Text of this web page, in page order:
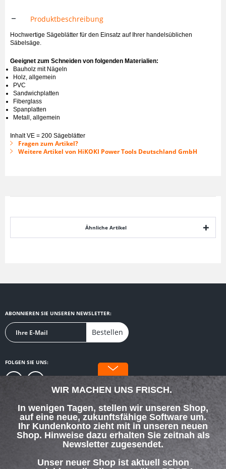
Produktbeschreibung
Hochwertige Sägeblätter für den Einsatz auf Ihrer handelsüblichen
Säbelsäge.
Geeignet zum Schneiden von folgenden Materialien:
Bauholz mit Nägeln
Holz, allgemein
PVC
Sandwichplatten
Fiberglass
Spanplatten
Metall, allgemein
Inhalt VE = 200 Sägeblätter
Fragen zum Artikel?
Weitere Artikel von HiKOKI Power Tools Deutschland GmbH
Ähnliche Artikel
ABONNIEREN SIE UNSEREN NEWSLETTER:
Bestellen
FOLGEN SIE UNS:
WIR MACHEN UNS FRISCH.
In wenigen Tagen, stellen wir unseren Shop,
auf eine neue, zukunftsfähige Software um.
Ihr Kundenkonto zieht mit in unseren neuen
Shop. Hinweise dazu erhalten Sie zeitnah als
Newsletter zugesendet.
Unser neuer Shop ist aktuell schon
SERVICE HOTLINE
INFORMATIONEN